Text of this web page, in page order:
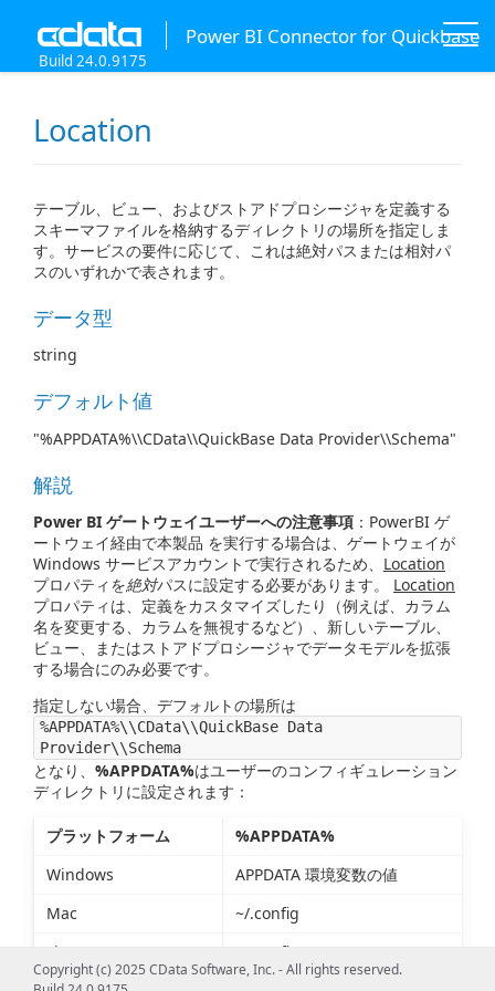
Power BI Connector for Quickbase
Build 24.0.9175
Location
テーブル、ビュー、およびストアドプロシージャを定義する
スキーマファイルを格納するディレクトリの場所を指定しま
す。サービスの要件に応じて、これは絶対パスまたは相対パ
スのいずれかで表されます。
データ型
string
デフォルト値
"%APPDATA%\\CData\\QuickBase Data Provider\\Schema"
解説
Power BI ゲートウェイユーザーへの注意事項 ：PowerBI ゲ
ートウェイ経由で本製品 を実行する場合は、ゲートウェイが
Windows サービスアカウントで実行されるため、 Location
プロパティを絶対パスに設定する必要があります。 Location
プロパティは、定義をカスタマイズしたり（例えば、カラム
名を変更する、カラムを無視するなど）、新しいテーブル、
ビュー、またはストアドプロシージャでデータモデルを拡張
する場合にのみ必要です。
指定しない場合、デフォルトの場所は
%APPDATA%\\CData\\QuickBase Data
Provider\\Schema
となり、 %APPDATA%はユーザーのコンフィギュレーション
ディレクトリに設定されます：
プラットフォーム
%APPDATA%
Windows
APPDATA 環境変数の値
Mac
~/.config
Linux
~/.config
Copyright (c) 2025 CData Software, Inc. - All rights reserved.